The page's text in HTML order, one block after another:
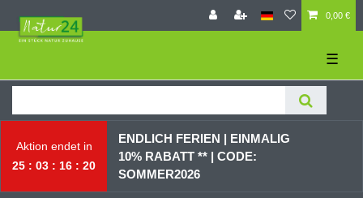
0,00 €
☰
Aktion endet in
25
03 16 20
ENDLICH FERIEN | EINMALIG
10% RABATT ** | CODE:
SOMMER2026